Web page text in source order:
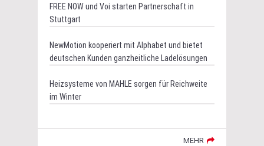
FREE NOW und Voi starten Partnerschaft in
Stuttgart
NewMotion kooperiert mit Alphabet und bietet
deutschen Kunden ganzheitliche Ladelösungen
Heizsysteme von MAHLE sorgen für Reichweite
im Winter
MEHR